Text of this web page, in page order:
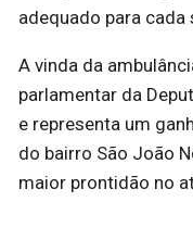
adequado para cada
A vinda da
parlamentar da
e representa um
do bairro São João
maior prontidão no